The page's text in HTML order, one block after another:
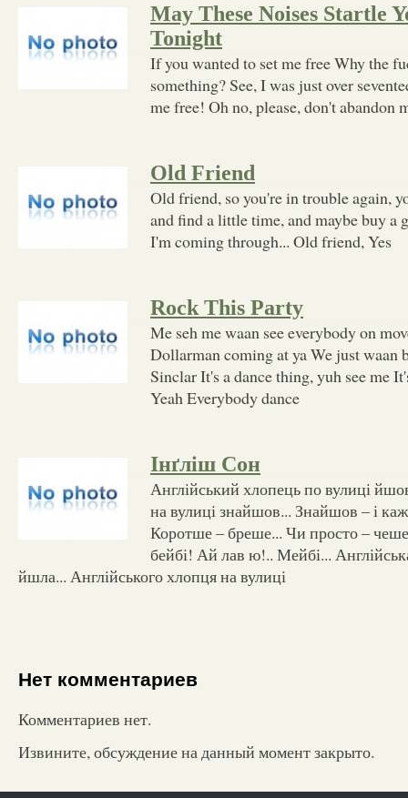
May These Noises Startle
Tonight
If you wanted to set me free Why the
something? See, I was just over
me free! Oh no, please, don't abandon
Old Friend
Old friend, so you're in trouble again,
and find a little time, and maybe buy a
I'm coming through... Old friend, Yes
Rock This Party
Me seh me waan see everybody on
Dollarman coming at ya We just waan
Sinclar It's a dance thing, yuh see me
Yeah Everybody dance
Інґліш Сон
Англійський хлопець по вулиці
на вулиці знайшов... Знайшов – і
Коротше – бреше... Чи просто –
бейбі! Ай лав ю!.. Мейбі...
йшла... Англійського хлопця на вулиці
Нет комментариев
Комментариев нет.
Извините, обсуждение на данный момент закрыто.